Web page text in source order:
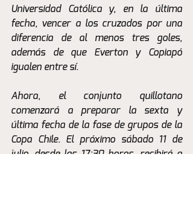
Universidad Católica y, en la última
fecha, vencer a los cruzados por una
diferencia de al menos tres goles,
además de que Everton y Copiapó
igualen entre sí.
Ahora, el conjunto quillotano
comenzará a preparar la sexta y
última fecha de la fase de grupos de la
Copa Chile. El próximo sábado 11 de
julio, desde las 17:30 horas, recibirá a